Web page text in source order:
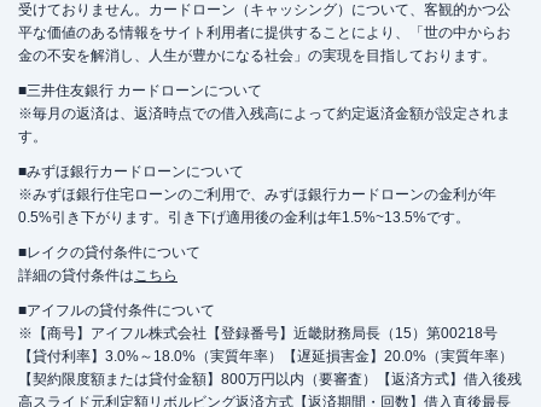
受けておりません。カードローン（キャッシング）について、客観的かつ公
平な価値のある情報をサイト利用者に提供することにより、「世の中からお
金の不安を解消し、人生が豊かになる社会」の実現を目指しております。
■三井住友銀行 カードローンについて
※毎月の返済は、返済時点での借入残高によって約定返済金額が設定されま
す。
■みずほ銀行カードローンについて
※みずほ銀行住宅ローンのご利用で、みずほ銀行カードローンの金利が年
0.5%引き下がります。引き下げ適用後の金利は年1.5%~13.5%です。
■レイクの貸付条件について
詳細の貸付条件はこちら
■アイフルの貸付条件について
※【商号】アイフル株式会社【登録番号】近畿財務局長（15）第00218号
【貸付利率】3.0%～18.0%（実質年率）【遅延損害金】20.0%（実質年率）
【契約限度額または貸付金額】800万円以内（要審査）【返済方式】借入後残
高スライド元利定額リボルビング返済方式【返済期間・回数】借入直後最長